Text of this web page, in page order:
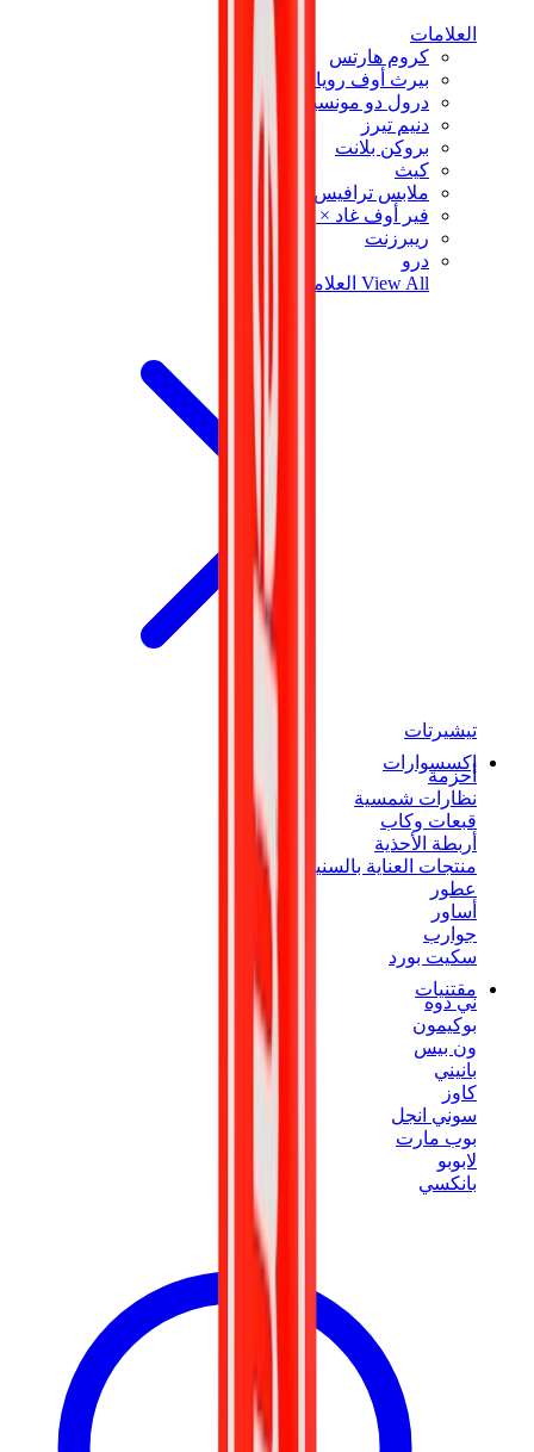
العلامات
كروم هارتس
بيرث أوف رويال تشايلد
درول دو مونسيور
دنيم تيرز
بروكن بلانت
كيث
ملابس ترافيس سكوت
فير أوف غاد × إيسنشالز
ريبرزنت
درو
View All العلامات
تيشيرتات
إكسسوارات
أحزمة
نظارات شمسية
قبعات وكاب
أربطة الأحذية
منتجات العناية بالسنيكرز
عطور
أساور
جوارب
سكيت بورد
مقتنيات
ني دوه
بوكيمون
ون بيس
بانيني
كاوز
سوني انجل
بوب مارت
لابوبو
بانكسي